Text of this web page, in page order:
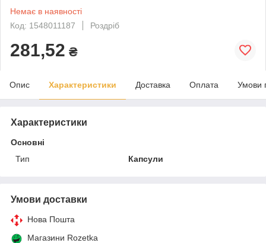
Немає в наявності
Код: 1548011187
Роздріб
281,52 ₴
Опис Характеристики Доставка Оплата Умови
Характеристики
Основні
Тип
Капсули
Умови доставки
Нова Пошта
Магазини Rozetka